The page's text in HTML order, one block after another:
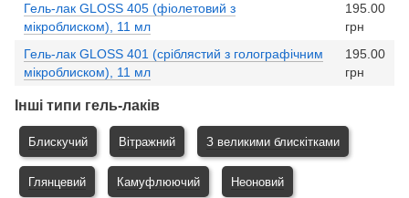
Гель-лак GLOSS 405 (фіолетовий з
мікроблиском), 11 мл
195.00
грн
Гель-лак GLOSS 401 (сріблястий з голографічним
мікроблиском), 11 мл
195.00
грн
Інші типи гель-лаків
Блискучий Вітражний З великими блискітками
Глянцевий Камуфлюючий Неоновий